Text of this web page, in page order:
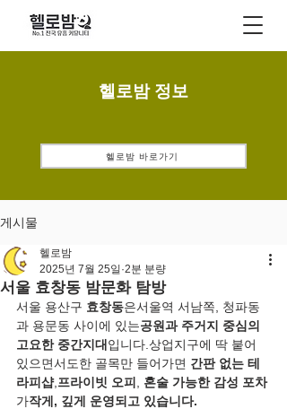
헬로밤 정보
헬로밤 바로가기
게시물
서울 효창동 밤문화 탐방
헬로밤
2025년 7월 25일 2분 분량
서울 용산구 효창동은서울역 서남쪽, 청파동
과 용문동 사이에 있는공원과 주거지 중심의
고요한 중간지대 입니다.상업지구에 딱 붙어
있으면서도한 골목만 들어가면 간판 없는 테
라피샵, 프라이빗 오피
혼술 가능한 감성 포차
가작게, 깊게 운영되고 있습니다.